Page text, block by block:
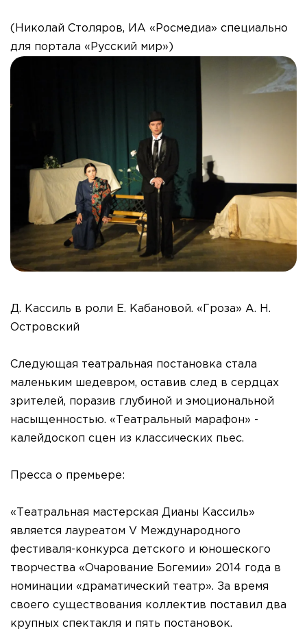
(Николай Столяров, ИА «Росмедиа» специально
для портала «Русский мир»)
Д. Кассиль в роли Е. Кабановой. «Гроза» А. Н.
Островский
Следующая театральная постановка стала
маленьким шедевром, оставив след в сердцах
зрителей, поразив глубиной и эмоциональной
насыщенностью. «Театральный марафон» -
калейдоскоп сцен из классических пьес.
Пресса о премьере:
«Театральная мастерская Дианы Кассиль»
является лауреатом V Международного
фестиваля-конкурса детского и юношеского
творчества «Очарование Богемии» 2014 года в
номинации «драматический театр». За время
своего существования коллектив поставил два
крупных спектакля и пять постановок.